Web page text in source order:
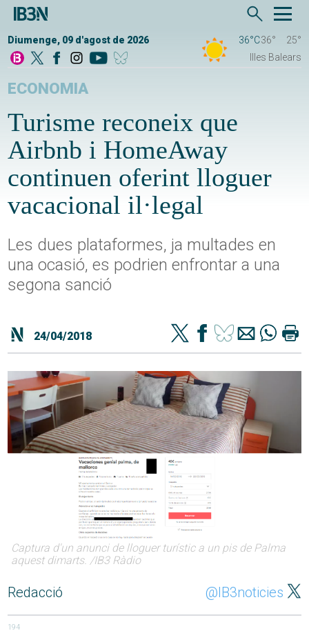
Diumenge, 09 d'agost de 2026 36°C36°
25°
Illes Balears
ECONOMIA
Turisme reconeix que
Airbnb i HomeAway
continuen oferint lloguer
vacacional il·legal
Les dues plataformes, ja multades en
una ocasió, es podrien enfrontar a una
segona sanció
24/04/2018
Captura d'un anunci de lloguer turístic a un pis de Palma
aquest dimarts. /IB3 Ràdio
Redacció @IB3noticies
194